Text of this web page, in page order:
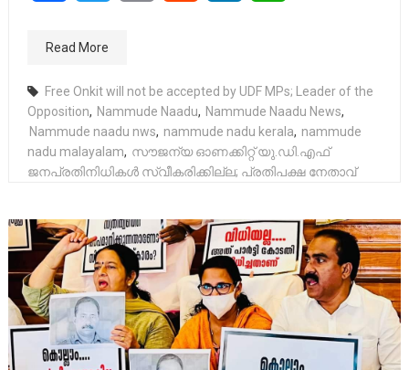
Read More
Free Onkit will not be accepted by UDF MPs; Leader of the
Opposition, Nammude Naadu, Nammude Naadu News,
Nammude naadu nws, nammude nadu kerala, nammude
nadu malayalam, സൗജന്യ ഓണക്കിറ്റ് യു.ഡി.എഫ്
ജനപ്രതിനിധികള്‍ സ്വീകരിക്കില്ല; പ്രതിപക്ഷ നേതാവ്